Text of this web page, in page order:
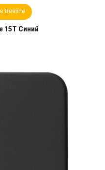
Beeline
15T Синий